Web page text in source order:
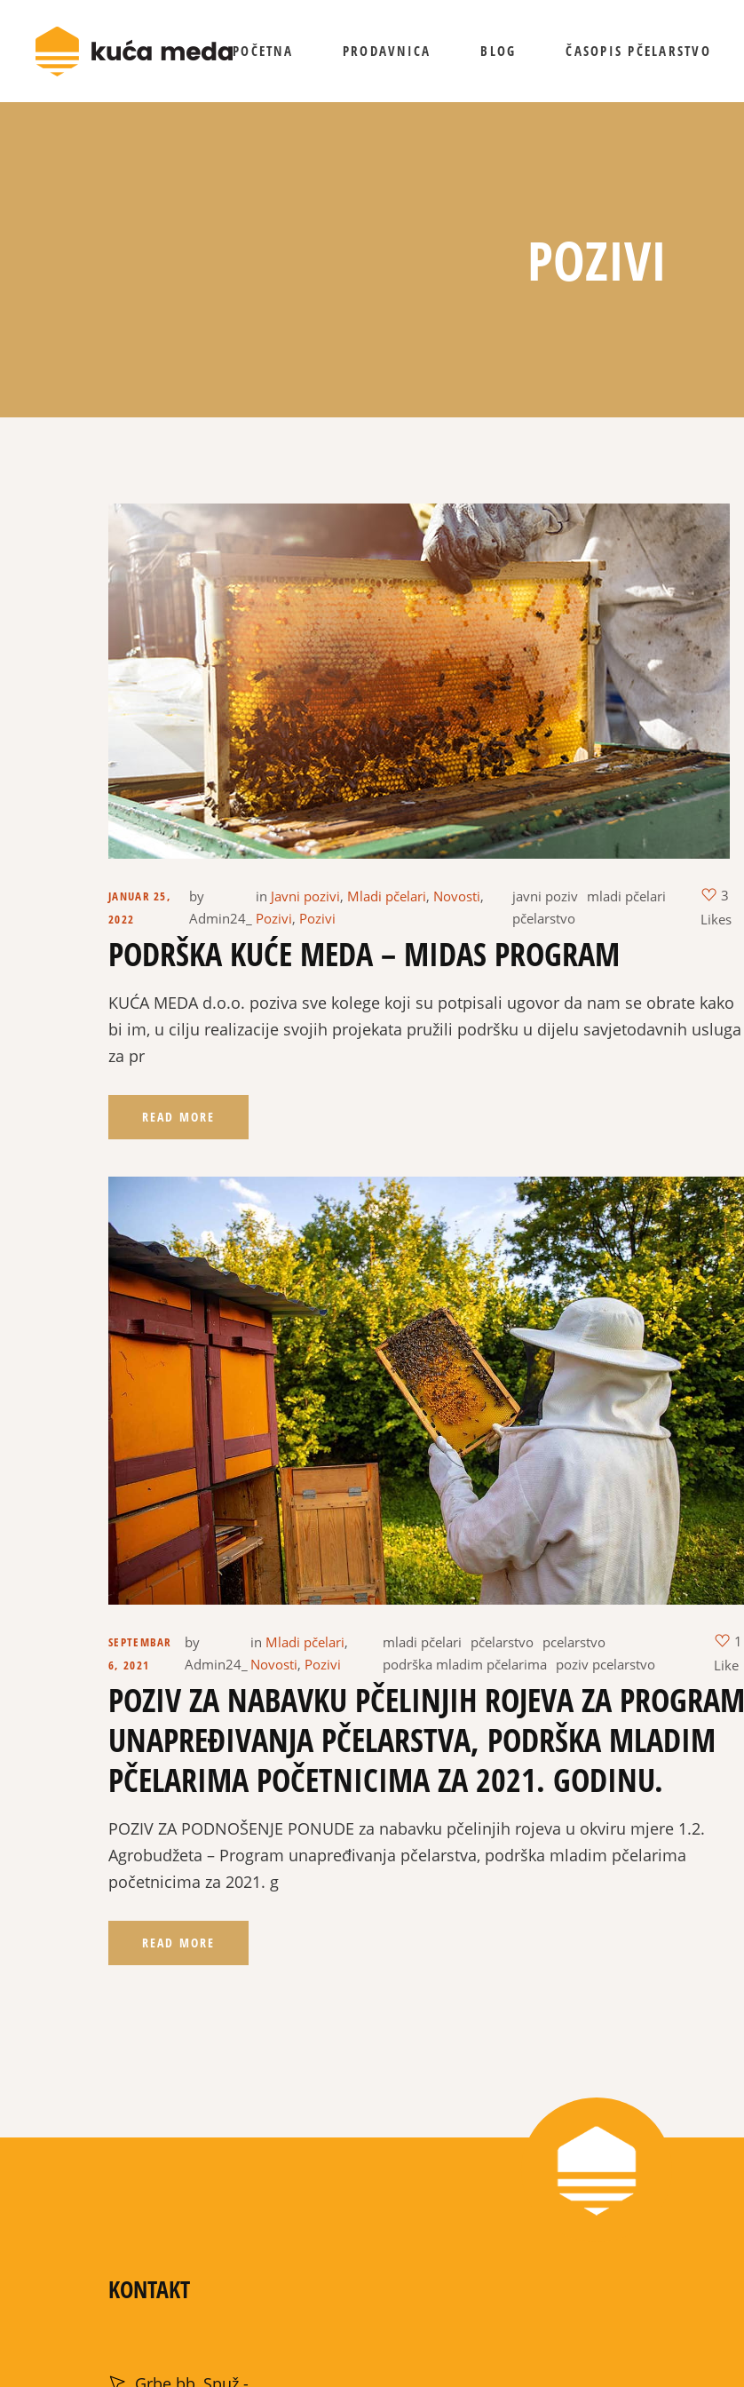
POČETNA PRODAVNICA BLOG ČASOPIS PČELARSTVO
POZIVI
JANUAR 25,
2022
by
Admin24_
in Javni pozivi, Mladi pčelari, Novosti,
Pozivi, Pozivi
javni poziv mladi pčelari
pčelarstvo
3
Likes
PODRŠKA KUĆE MEDA – MIDAS PROGRAM
KUĆA MEDA d.o.o. poziva sve kolege koji su potpisali ugovor da nam se obrate kako
bi im, u cilju realizacije svojih projekata pružili podršku u dijelu savjetodavnih usluga
za pr
READ MORE
SEPTEMBAR
6, 2021
by
Admin24_
in Mladi pčelari,
Novosti, Pozivi
mladi pčelari pčelarstvo pcelarstvo
podrška mladim pčelarima poziv pcelarstvo
1
Like
POZIV ZA NABAVKU PČELINJIH ROJEVA ZA PROGRAM
UNAPREĐIVANJA PČELARSTVA, PODRŠKA MLADIM
PČELARIMA POČETNICIMA ZA 2021. GODINU.
POZIV ZA PODNOŠENJE PONUDE za nabavku pčelinjih rojeva u okviru mjere 1.2.
Agrobudžeta – Program unapređivanja pčelarstva, podrška mladim pčelarima
početnicima za 2021. g
READ MORE
KONTAKT